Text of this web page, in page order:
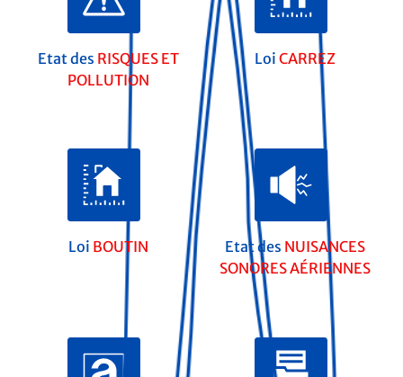
Etat des RISQUES ET
POLLUTION
Loi CARREZ
Loi BOUTIN Etat des NUISANCES
SONORES AÉRIENNES